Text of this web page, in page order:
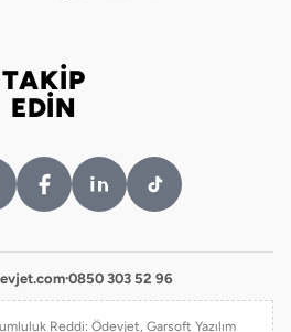
TAKİP
EDİN
·0850 303 52 96
Reddi: Ödevjet, Garsoft Yazılım